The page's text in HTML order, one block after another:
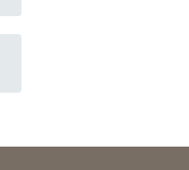
G.